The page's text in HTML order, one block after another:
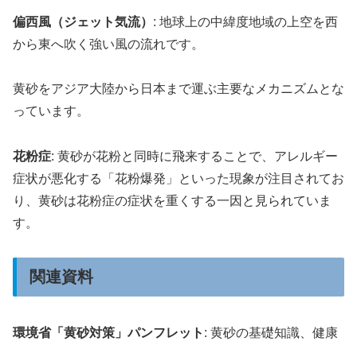
偏西風（ジェット気流） : 地球上の中緯度地域の上空を西
から東へ吹く強い風の流れです。
黄砂をアジア大陸から日本まで運ぶ主要なメカニズムとな
っています。
花粉症: 黄砂が花粉と同時に飛来することで、アレルギー
症状が悪化する「花粉爆発」といった現象が注目されてお
り、黄砂は花粉症の症状を重くする一因と見られていま
す。
関連資料
環境省「黄砂対策」パンフレット : 黄砂の基礎知識、健康